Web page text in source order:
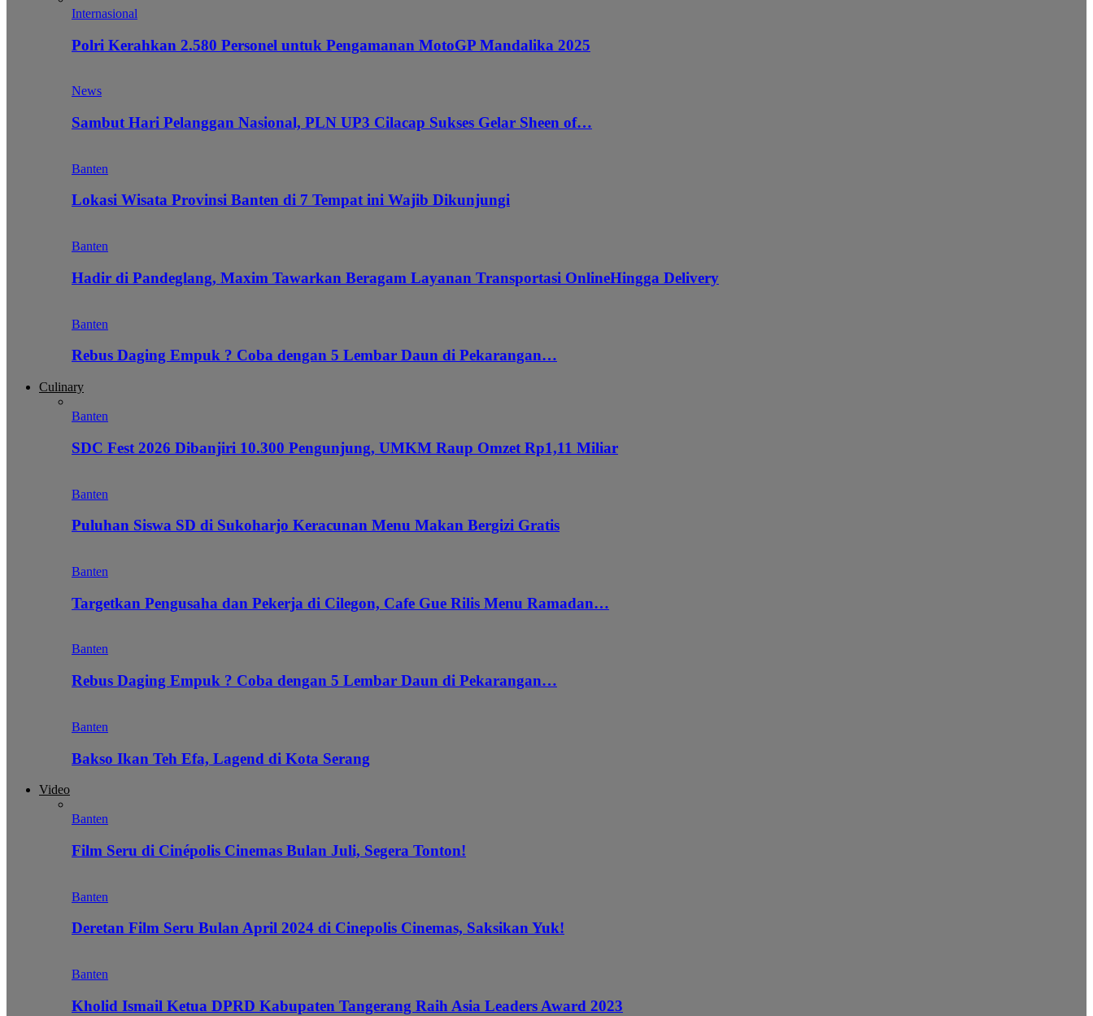
Internasional
Polri Kerahkan 2.580 Personel untuk Pengamanan MotoGP Mandalika 2025
News
Sambut Hari Pelanggan Nasional, PLN UP3 Cilacap Sukses Gelar Sheen of…
Banten
Lokasi Wisata Provinsi Banten di 7 Tempat ini Wajib Dikunjungi
Banten
Hadir di Pandeglang, Maxim Tawarkan Beragam Layanan Transportasi OnlineHingga Delivery
Banten
Rebus Daging Empuk ? Coba dengan 5 Lembar Daun di Pekarangan…
Culinary
Banten
SDC Fest 2026 Dibanjiri 10.300 Pengunjung, UMKM Raup Omzet Rp1,11 Miliar
Banten
Puluhan Siswa SD di Sukoharjo Keracunan Menu Makan Bergizi Gratis
Banten
Targetkan Pengusaha dan Pekerja di Cilegon, Cafe Gue Rilis Menu Ramadan…
Banten
Rebus Daging Empuk ? Coba dengan 5 Lembar Daun di Pekarangan…
Banten
Bakso Ikan Teh Efa, Lagend di Kota Serang
Video
Banten
Film Seru di Cinépolis Cinemas Bulan Juli, Segera Tonton!
Banten
Deretan Film Seru Bulan April 2024 di Cinepolis Cinemas, Saksikan Yuk!
Banten
Kholid Ismail Ketua DPRD Kabupaten Tangerang Raih Asia Leaders Award 2023